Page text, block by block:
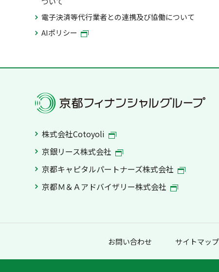
電子決済等代行業者との連携及び協働について
AIポリシー
株式会社Cotoyoli
京銀リース株式会社
京都キャピタルパートナーズ株式会社
京都Ｍ＆Ａアドバイザリー株式会社
お問い合わせ サイトマップ